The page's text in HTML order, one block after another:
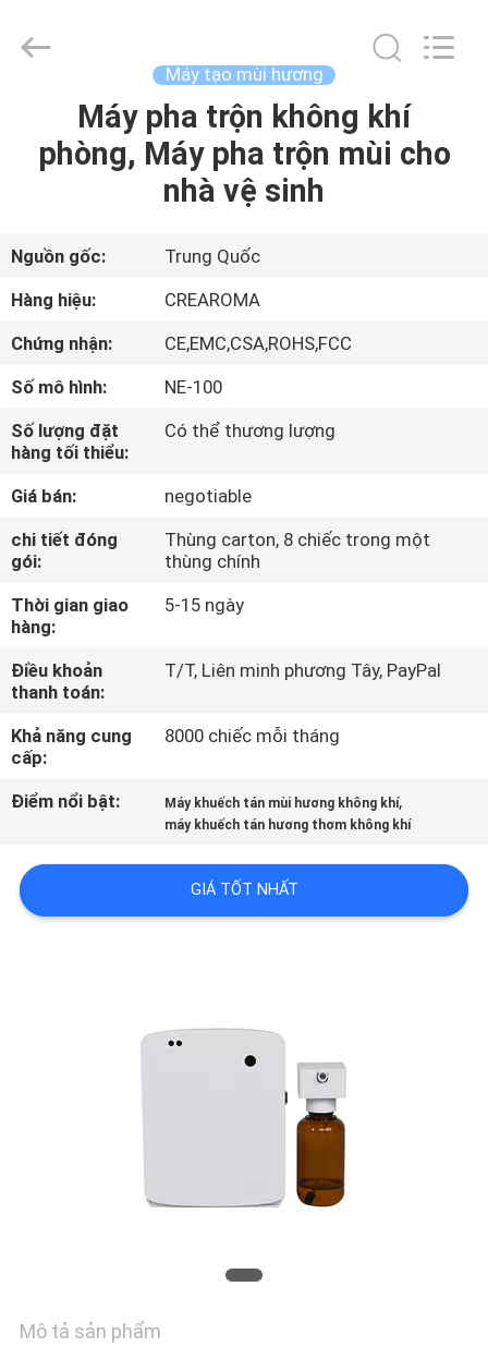
TRANG
CHỦ
SẢN
PHẨM
HƯỚNG
DẪN
VR
VỀ
CHÚNG
TÔI
THAM
QUAN
NHÀ
KIỂM
Water
Meter
Máy tạo mùi hương
Máy pha trộn không khí
phòng, Máy pha trộn mùi cho
nhà vệ sinh
Nguồn gốc:
Trung Quốc
Hàng hiệu:
CREAROMA
Chứng nhận:
CE,EMC,CSA,ROHS,FCC
Số mô hình:
NE-100
Số lượng đặt
hàng tối thiểu:
Có thể thương lượng
Giá bán:
negotiable
chi tiết đóng
gói:
Thùng carton, 8 chiếc trong một
thùng chính
Thời gian giao
hàng:
5-15 ngày
Điều khoản
thanh toán:
T/T, Liên minh phương Tây, PayPal
Khả năng cung
cấp:
8000 chiếc mỗi tháng
Điểm nổi bật: Máy khuếch tán mùi hương không khí,
máy khuếch tán hương thơm không khí
GIÁ TỐT NHẤT
Mô tả sản phẩm